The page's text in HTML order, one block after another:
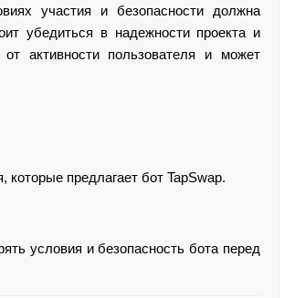
участия и безопасности должна
убедиться в надежности проекта и
активности пользователя и может
предлагает бот TapSwap.
условия и безопасность бота перед